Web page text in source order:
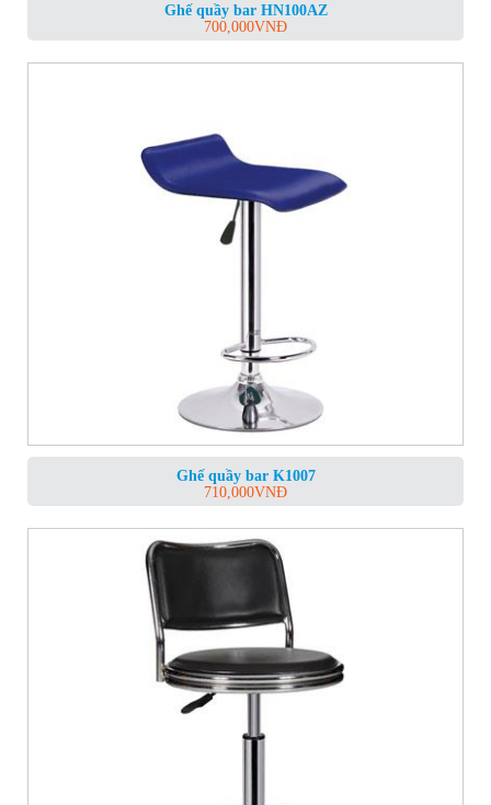
Ghế quầy bar HN100AZ
700,000VNĐ
Ghế quầy bar K1007
710,000VNĐ